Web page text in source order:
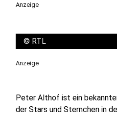
Anzeige
© RTL
Anzeige
Peter Althof ist ein
der Stars und Sternchen in